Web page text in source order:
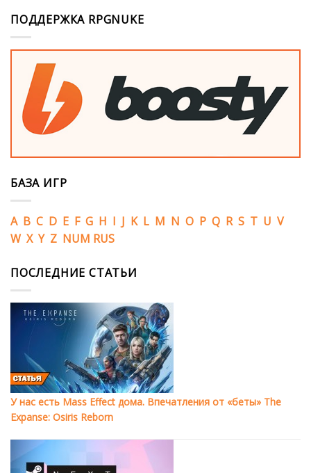
ПОДДЕРЖКА RPGNUKE
БАЗА ИГР
A B C D E F G H I J K L M N O P Q R S T U V
W X Y Z NUM RUS
ПОСЛЕДНИЕ СТАТЬИ
У нас есть Mass Effect дома. Впечатления от «беты» The
Expanse: Osiris Reborn